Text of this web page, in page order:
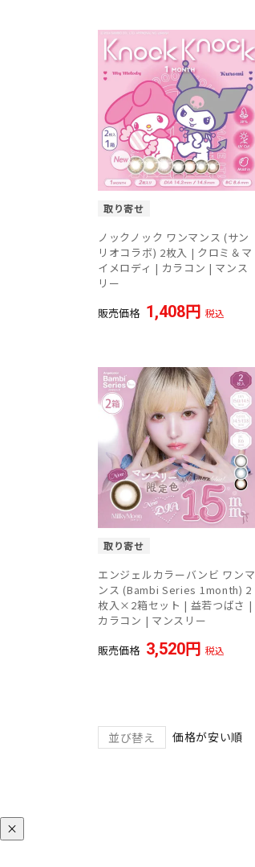
取り寄せ
ノックノック ワンマンス (サン
リオコラボ) 2枚入 | クロミ＆マ
イメロディ | カラコン | マンス
リー
販売価格 1,408 税込
取り寄せ
エンジェルカラーバンビ ワンマ
ンス (Bambi Series 1month) 2
枚入×2箱セット | 益若つばさ |
カラコン | マンスリー
販売価格 3,520 税込
並び替え 価格が安い順
×